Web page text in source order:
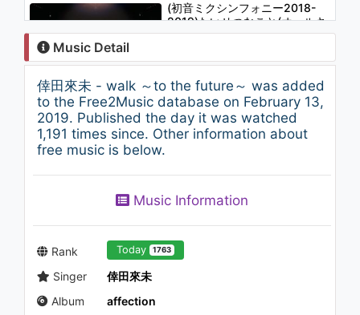
06:10
(初音ミクシンフォニー2018-
2019)たいせつなこと(オールキ
ャスト曲)
05:21
倖田來未 - Brave
1.3K - 7 years ago
04:14
VARIATION
Music Detail
倖田來未 - walk ～to the future～ was added
to the Free2Music database on February 13,
2019. Published the day it was watched
1,191 times since. Other information about
free music is below.
Music Information
Rank Today 1763
Singer
倖田來未
Album
affection